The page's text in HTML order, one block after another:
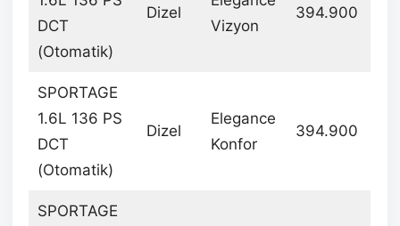
DCT
(Otomatik)
Dizel
Vizyon
394.900
SPORTAGE
1.6L 136 PS
DCT
(Otomatik)
Dizel
Elegance
Konfor
394.900
SPORTAGE